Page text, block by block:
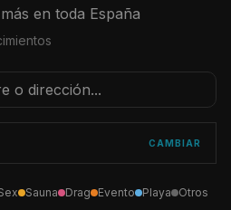
en toda España
CAMBIAR
Sauna Drag Evento Playa Otros